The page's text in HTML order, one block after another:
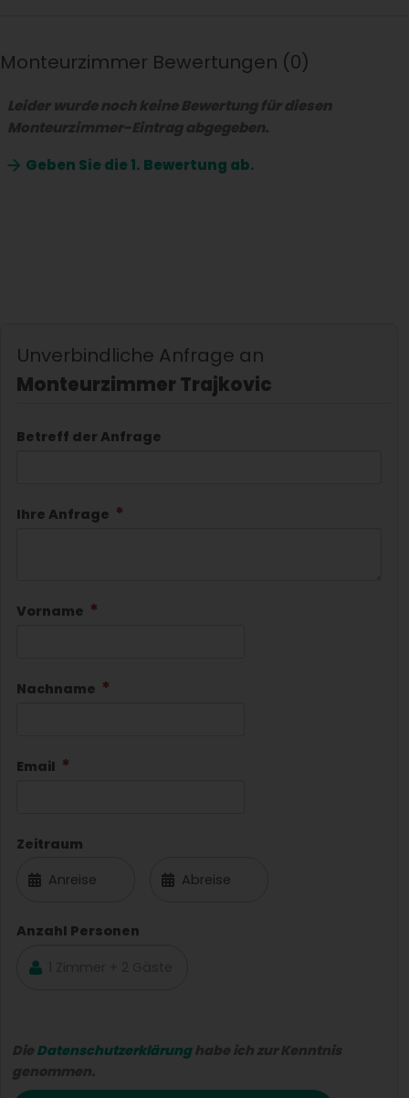
Monteurzimmer Bewertungen 0
Leider wurde noch keine Bewertung für diesen
Monteurzimmer-Eintrag abgegeben.
Geben Sie die1. Bewertung ab.
Unverbindliche Anfrage an
Monteurzimmer Trajkovic
Betreff der Anfrage
Ihre Anfrage
Vorname
Nachname
Email
Zeitraum
Anzahl Personen
Die Datenschutzerklärunghabe ich zur Kenntnis
genommen.